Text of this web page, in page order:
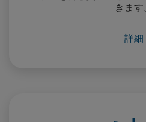
きます
詳細